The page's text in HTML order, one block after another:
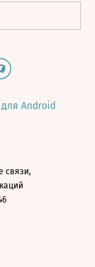
Android
связи,